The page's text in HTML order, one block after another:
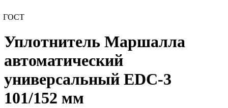
ГОСТ
Уплотнитель Маршалла
автоматический
универсальный EDC-3
101/152 мм